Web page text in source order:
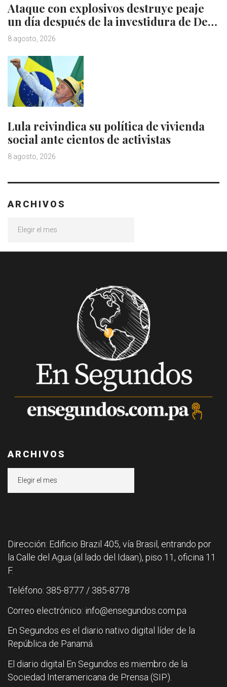
Ataque con explosivos destruye peaje
un día después de la investidura de De…
8 agosto, 2026
Lula reivindica su política de vivienda
social ante cientos de activistas
8 agosto, 2026
ARCHIVOS
ARCHIVOS
Dirección: Edificio Brazil 405, vía Brasil, entrando por
la Calle del Agua (al lado del Idaan), piso 11, oficina 11
F.
Teléfono: 385-8777 / 385-8778
Correo electrónico: info@ensegundos.com.pa
En Segundos es el diario nativo digital líder de la
República de Panamá.
El diario digital En Segundos es miembro de la
Sociedad Interamericana de Prensa (SIP).